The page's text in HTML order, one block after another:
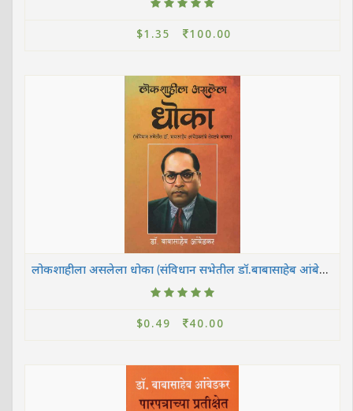
$1.35 100.00
लोकशाहीला असलेला धोका (संविधान सभेतील डॉ.बाबासाहेब आंबेडकरांचे शेवटचे भाषण)
$0.49 40.00